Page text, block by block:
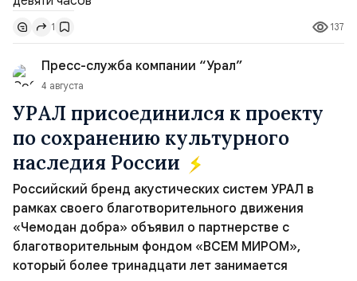
траектории.Не исключено, что Artemis II участвовал в
наведени...
1 137
Пресс-служба компании “Урал”
4 августа
УРАЛ присоединился к проекту
по сохранению культурного
наследия России
Российский бренд акустических систем УРАЛ в
рамках своего благотворительного движения
«Чемодан добра» объявил о партнерстве с
благотворительным фондом «ВСЕМ МИРОМ»,
который более тринадцати лет занимается